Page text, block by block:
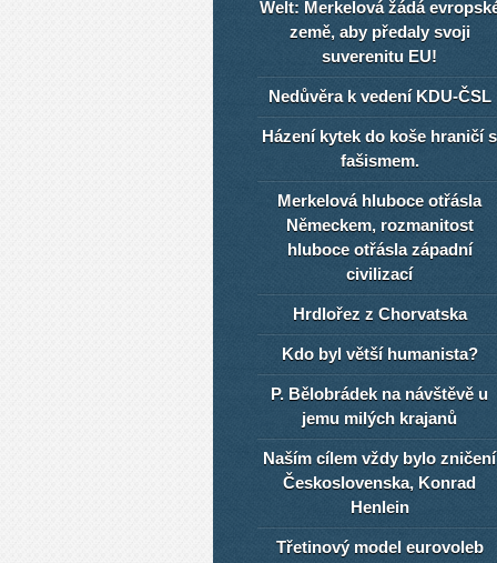
Welt: Merkelová žádá
země, aby předaly svoji
suverenitu EU!
Nedůvěra k vedení KDU-ČSL
Házení kytek do koše hraničí s
fašismem.
Merkelová hluboce otřásla
Německem, rozmanitost
hluboce otřásla západní
civilizací
Hrdlořez z Chorvatska
Kdo byl větší humanista?
P. Bělobrádek na návštěvě u
jemu milých krajanů
Naším cílem vždy bylo zničení
Československa, Konrad
Henlein
Třetinový model eurovoleb